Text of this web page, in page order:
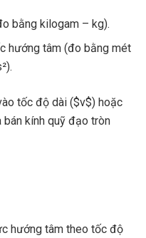
bằng kilogam – kg).
hướng tâm (đo bằng mét
tốc độ dài ($v$) hoặc
kính quỹ đạo tròn
hướng tâm theo tốc độ